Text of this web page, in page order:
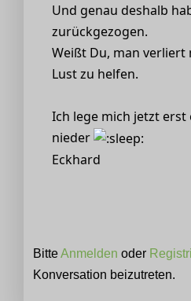
Und genau deshalb
zurückgezogen.
Weißt Du, man verliert
Lust zu helfen.
Ich lege mich jetzt
nieder
Eckhard
BitteAnmelden oder
Konversation beizutreten.